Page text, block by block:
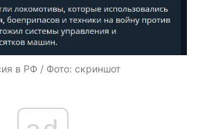
в РФ / Фото: скриншот